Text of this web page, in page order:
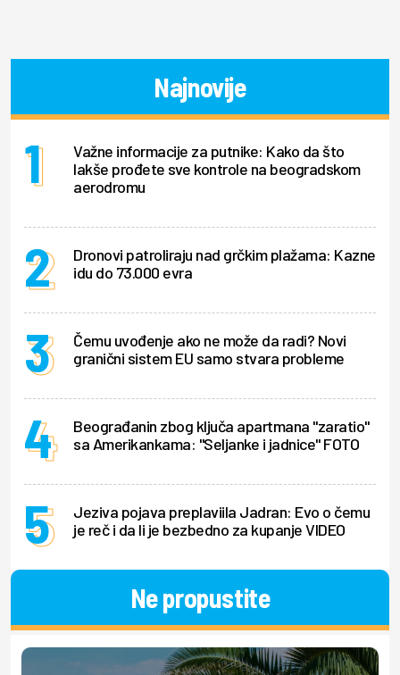
Najnovije
Važne informacije za putnike: Kako da što
lakše prođete sve kontrole na beogradskom
aerodromu
Dronovi patroliraju nad grčkim plažama: Kazne
idu do 73.000 evra
Čemu uvođenje ako ne može da radi? Novi
granični sistem EU samo stvara probleme
Beograđanin zbog ključa apartmana "zaratio"
sa Amerikankama: "Seljanke i jadnice" FOTO
Jeziva pojava preplaviila Jadran: Evo o čemu
je reč i da li je bezbedno za kupanje VIDEO
Ne propustite